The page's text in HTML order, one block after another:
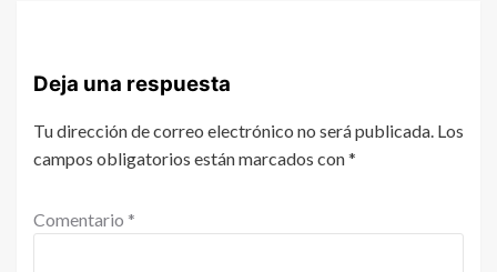
Deja una respuesta
Tu dirección de correo electrónico no será publicada. Los
campos obligatorios están marcados con*
Comentario *